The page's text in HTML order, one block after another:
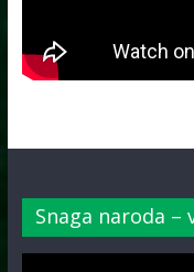
Snaga naroda –